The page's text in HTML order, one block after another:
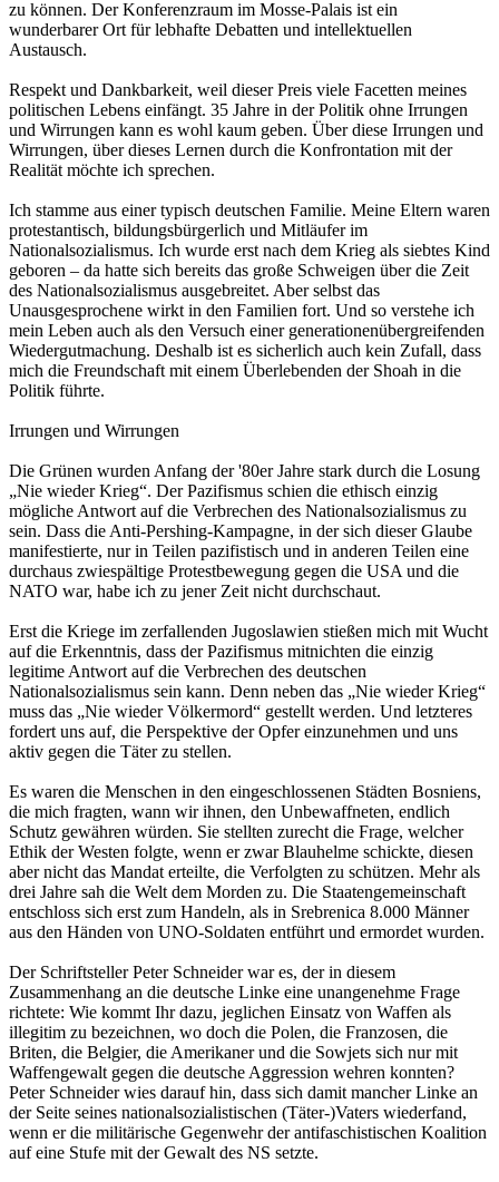
zu können. Der Konferenzraum im Mosse-Palais ist ein
wunderbarer Ort für lebhafte Debatten und intellektuellen
Austausch.
Respekt und Dankbarkeit, weil dieser Preis viele Facetten meines
politischen Lebens einfängt. 35 Jahre in der Politik ohne Irrungen
und Wirrungen kann es wohl kaum geben. Über diese Irrungen und
Wirrungen, über dieses Lernen durch die Konfrontation mit der
Realität möchte ich sprechen.
Ich stamme aus einer typisch deutschen Familie. Meine Eltern waren
protestantisch, bildungsbürgerlich und Mitläufer im
Nationalsozialismus. Ich wurde erst nach dem Krieg als siebtes Kind
geboren – da hatte sich bereits das große Schweigen über die Zeit
des Nationalsozialismus ausgebreitet. Aber selbst das
Unausgesprochene wirkt in den Familien fort. Und so verstehe ich
mein Leben auch als den Versuch einer generationenübergreifenden
Wiedergutmachung. Deshalb ist es sicherlich auch kein Zufall, dass
mich die Freundschaft mit einem Überlebenden der Shoah in die
Politik führte.
Irrungen und Wirrungen
Die Grünen wurden Anfang der '80er Jahre stark durch die Losung
„Nie wieder Krieg“. Der Pazifismus schien die ethisch einzig
mögliche Antwort auf die Verbrechen des Nationalsozialismus zu
sein. Dass die Anti-Pershing-Kampagne, in der sich dieser Glaube
manifestierte, nur in Teilen pazifistisch und in anderen Teilen eine
durchaus zwiespältige Protestbewegung gegen die USA und die
NATO war, habe ich zu jener Zeit nicht durchschaut.
Erst die Kriege im zerfallenden Jugoslawien stießen mich mit Wucht
auf die Erkenntnis, dass der Pazifismus mitnichten die einzig
legitime Antwort auf die Verbrechen des deutschen
Nationalsozialismus sein kann. Denn neben das „Nie wieder Krieg“
muss das „Nie wieder Völkermord“ gestellt werden. Und letzteres
fordert uns auf, die Perspektive der Opfer einzunehmen und uns
aktiv gegen die Täter zu stellen.
Es waren die Menschen in den eingeschlossenen Städten Bosniens,
die mich fragten, wann wir ihnen, den Unbewaffneten, endlich
Schutz gewähren würden. Sie stellten zurecht die Frage, welcher
Ethik der Westen folgte, wenn er zwar Blauhelme schickte, diesen
aber nicht das Mandat erteilte, die Verfolgten zu schützen. Mehr als
drei Jahre sah die Welt dem Morden zu. Die Staatengemeinschaft
entschloss sich erst zum Handeln, als in Srebrenica 8.000 Männer
aus den Händen von UNO-Soldaten entführt und ermordet wurden.
Der Schriftsteller Peter Schneider war es, der in diesem
Zusammenhang an die deutsche Linke eine unangenehme Frage
richtete: Wie kommt Ihr dazu, jeglichen Einsatz von Waffen als
illegitim zu bezeichnen, wo doch die Polen, die Franzosen, die
Briten, die Belgier, die Amerikaner und die Sowjets sich nur mit
Waffengewalt gegen die deutsche Aggression wehren konnten?
Peter Schneider wies darauf hin, dass sich damit mancher Linke an
der Seite seines nationalsozialistischen (Täter-)Vaters wiederfand,
wenn er die militärische Gegenwehr der antifaschistischen Koalition
auf eine Stufe mit der Gewalt des NS setzte.